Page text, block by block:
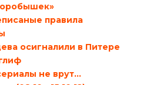
правила
осигналили в Питере
не врут…